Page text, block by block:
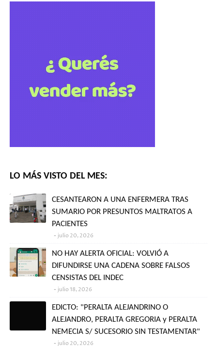
LO MÁS VISTO DEL MES:
CESANTEARON A UNA ENFERMERA TRAS
SUMARIO POR PRESUNTOS MALTRATOS A
PACIENTES
julio 20, 2026
NO HAY ALERTA OFICIAL: VOLVIÓ A
DIFUNDIRSE UNA CADENA SOBRE FALSOS
CENSISTAS DEL INDEC
julio 18, 2026
EDICTO: "PERALTA ALEJANDRINO O
ALEJANDRO, PERALTA GREGORIA y PERALTA
NEMECIA S/ SUCESORIO SIN TESTAMENTAR"
julio 20, 2026